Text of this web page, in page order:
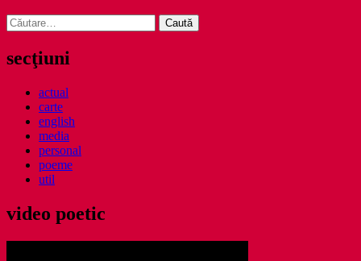
Caută
după:
secţiuni
actual
carte
english
media
personal
poeme
util
video poetic